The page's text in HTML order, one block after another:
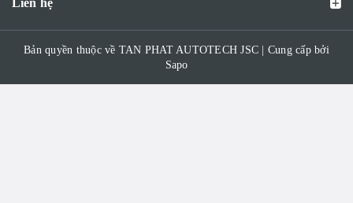
Liên hệ
Bản quyền thuộc về TAN PHAT AUTOTECH JSC | Cung cấp bởi
Sapo